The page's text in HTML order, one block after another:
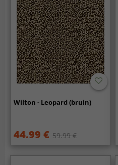
Wilton - Leopard (bruin)
44.99 € 59.99 €